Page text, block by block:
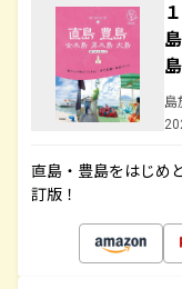
島
直島・豊島をはじめ
訂版！